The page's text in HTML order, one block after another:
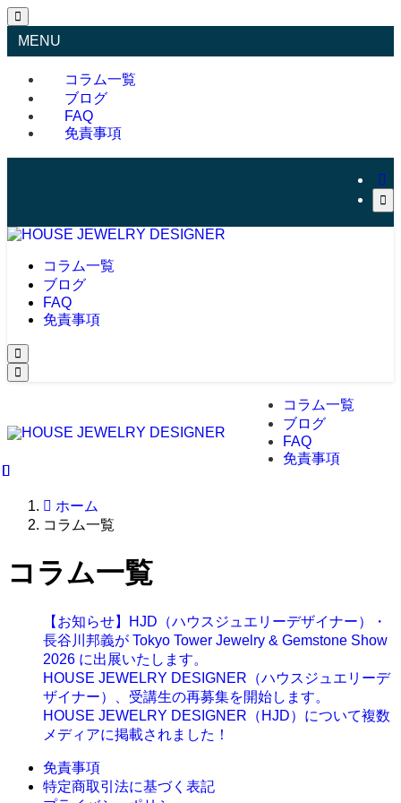
MENU
コラム一覧
ブログ
FAQ
免責事項
コラム一覧
ブログ
FAQ
免責事項
コラム一覧
ブログ
FAQ
免責事項
ホーム
コラム一覧
コラム一覧
【お知らせ】HJD（ハウスジュエリーデザイナー）・
長谷川邦義が Tokyo Tower Jewelry & Gemstone Show
2026 に出展いたします。
HOUSE JEWELRY DESIGNER（ハウスジュエリーデ
ザイナー）、受講生の再募集を開始します。
HOUSE JEWELRY DESIGNER（HJD）について複数
メディアに掲載されました！
免責事項
特定商取引法に基づく表記